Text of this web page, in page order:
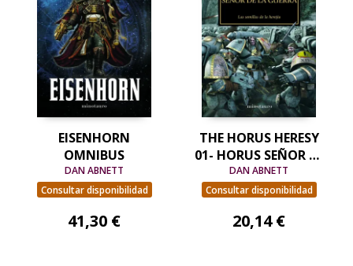
EISENHORN
OMNIBUS
DAN ABNETT
Consultar disponibilidad
41,30 €
THE HORUS HERESY
01- HORUS SEÑOR DE
LA GUERRA
DAN ABNETT
Consultar disponibilidad
20,14 €